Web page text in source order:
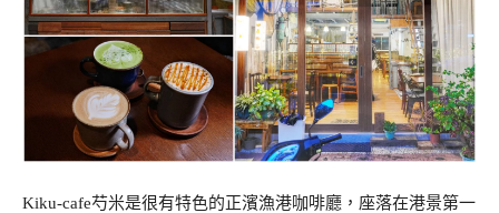
Kiku-cafe芍米是很有特色的正濱漁港咖啡廳，座落在港景第一